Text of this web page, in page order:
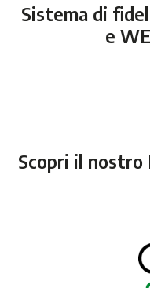
Sistema di
e
Scopri il